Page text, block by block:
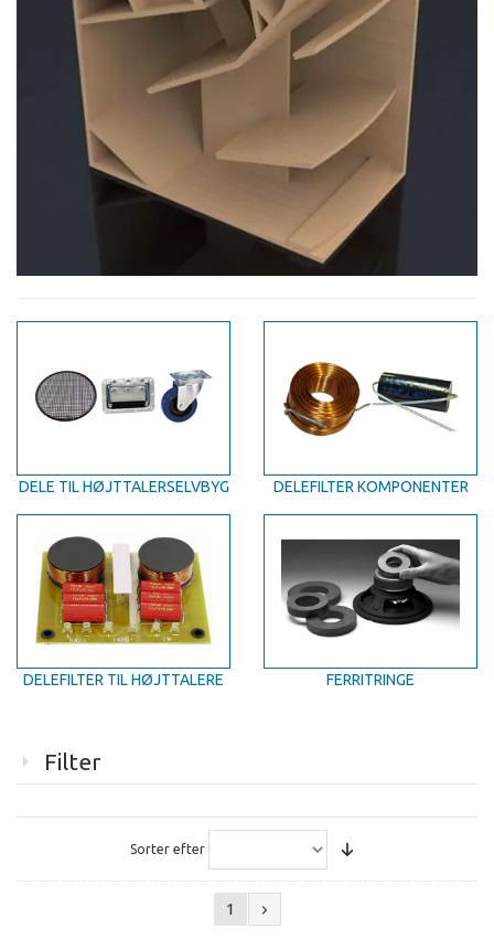
DELE TIL HØJTTALERSELVBYG DELEFILTER KOMPONENTER
DELEFILTER TIL HØJTTALERE FERRITRINGE
Filter
Sorter efter
1